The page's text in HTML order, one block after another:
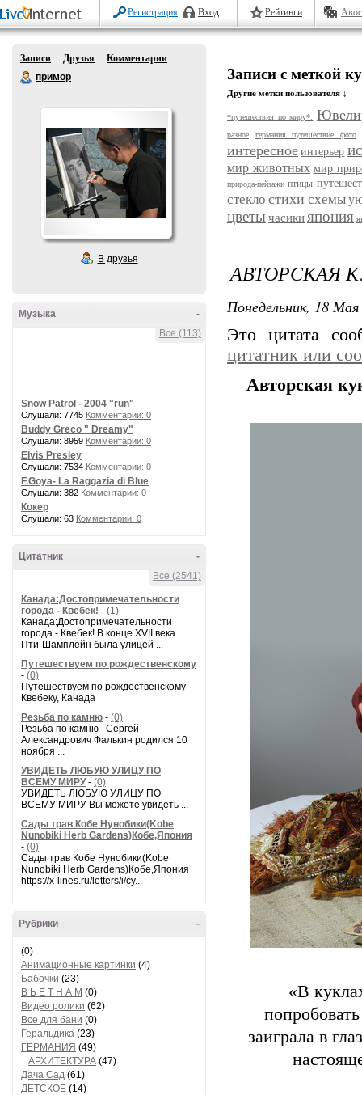
Регистрация Вход Рейтинги
Записи Друзья
Комментарии
примор
В друзья
-
Музыка
Все (113)
Snow Patrol - 2004 "run"
Слушали: 7745 Комментарии: 0
Buddy Greco " Dreamy"
Слушали: 8959 Комментарии: 0
Elvis Presley
Слушали: 7534 Комментарии: 0
F.Goya- La Raggazia di Blue
Слушали: 382 Комментарии: 0
Кокер
Слушали: 63 Комментарии: 0
-
Цитатник
Все (2541)
Канада:Достопримечательности
города - Квебек! - (1)
Канада:Достопримечательности
города - Квебек! В конце XVII века
Пти-Шамплейн была улицей ...
Путешествуем по рождественскому
- (0)
Путешествуем по рождественскому -
Квебеку, Канада
Резьба по камню - (0)
Резьба по камню Сергей
Александрович Фалькин родился 10
ноября ...
УВИДЕТЬ ЛЮБУЮ УЛИЦУ ПО
ВСЕМУ МИРУ- (0)
УВИДЕТЬ ЛЮБУЮ УЛИЦУ ПО
ВСЕМУ МИРУ Вы можете увидеть ...
Сады трав Кобе Нунобики(Kobe
Nunobiki Herb Gardens)Кобе,Япония
- (0)
Сады трав Кобе Нунобики(Kobe
Nunobiki Herb Gardens)Кобе,Япония
https://x-lines.ru/letters/i/cy...
-
Рубрики
(0)
Анимационные картинки (4)
Бабочки (23)
В Ь Е Т Н А М (0)
Видео ролики (62)
Все для бани (0)
Геральдика (23)
ГЕРМАНИЯ (49)
АРХИТЕКТУРА (47)
Дача Сад (61)
ДЕТСКОЕ (14)
Записи с меткой
Другие метки пользователя ↓
*путешествия по миру*.
разное германия путешествие фото
интересное интерьер
мир животных мир
природа-пейзажи птицы
стекло стихи схемы
цветы часики япония
АВТОРСКАЯ
Понедельник, 18
Это цитата
цитатник или
Авторская
«В
заиграла в